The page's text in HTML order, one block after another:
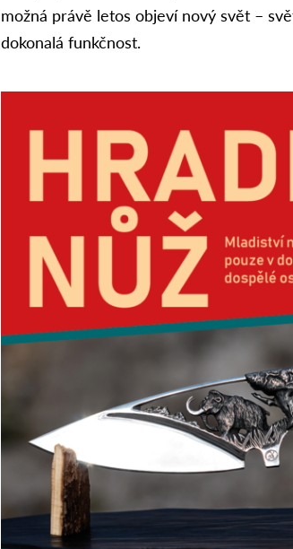
možná právě letos objeví nový svět –
dokonalá funkčnost.